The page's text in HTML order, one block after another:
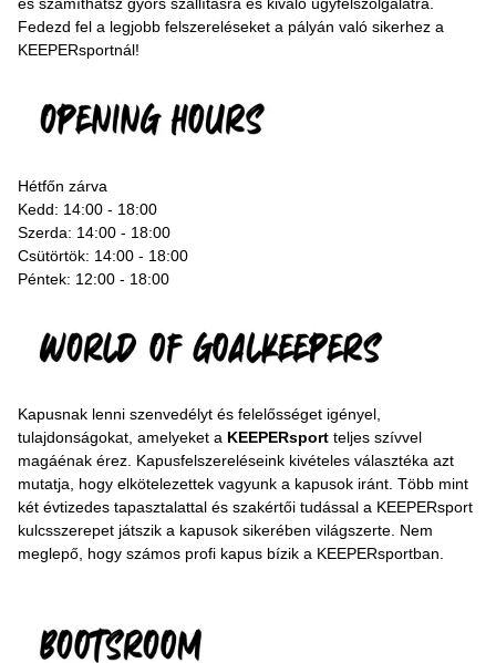
és számíthatsz gyors szállításra és kiváló ügyfélszolgálatra.
Fedezd fel a legjobb felszereléseket a pályán való sikerhez a
KEEPERsportnál!
Hétfőn zárva
Kedd: 14:00 - 18:00
Szerda: 14:00 - 18:00
Csütörtök: 14:00 - 18:00
Péntek: 12:00 - 18:00
Kapusnak lenni szenvedélyt és felelősséget igényel,
tulajdonságokat, amelyeket a KEEPERsport teljes szívvel
magáénak érez. Kapusfelszereléseink kivételes választéka azt
mutatja, hogy elkötelezettek vagyunk a kapusok iránt. Több mint
két évtizedes tapasztalattal és szakértői tudással a KEEPERsport
kulcsszerepet játszik a kapusok sikerében világszerte. Nem
meglepő, hogy számos profi kapus bízik a KEEPERsportban.